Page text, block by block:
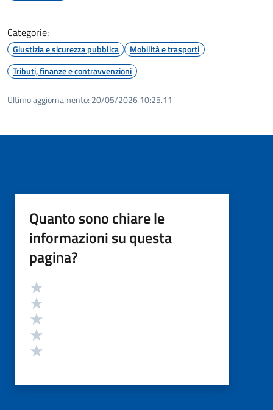
Categorie:
Giustizia e sicurezza pubblica
Mobilità e trasporti
Tributi, finanze e contravvenzioni
Ultimo aggiornamento: 20/05/2026 10:25.11
Quanto sono chiare le
informazioni su questa
pagina?
Valutazione